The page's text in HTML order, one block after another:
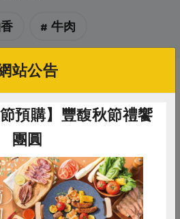
# 牛肉
有興趣的產品
站公告
預購】豐馥秋節禮饗
團圓